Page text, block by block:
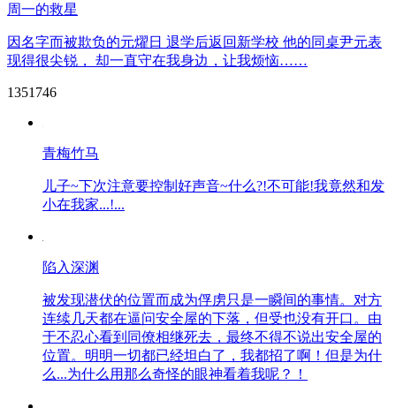
周一的救星
因名字而被欺负的元燿日 退学后返回新学校 他的同桌尹元表
现得很尖锐， 却一直守在我身边，让我烦恼……
1351746
青梅竹马
儿子~下次注意要控制好声音~什么?!不可能!我竟然和发
小在我家...!...
陷入深渊
被发现潜伏的位置而成为俘虏只是一瞬间的事情。对方
连续几天都在逼问安全屋的下落，但受也没有开口。由
于不忍心看到同僚相继死去，最终不得不说出安全屋的
位置。明明一切都已经坦白了，我都招了啊！但是为什
么...为什么用那么奇怪的眼神看着我呢？！